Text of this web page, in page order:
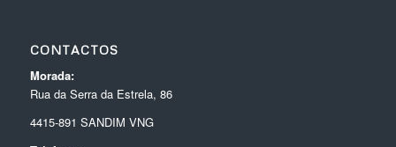
CONTACTOS
Morada:
Rua da Serra da Estrela, 86
4415-891 SANDIM VNG